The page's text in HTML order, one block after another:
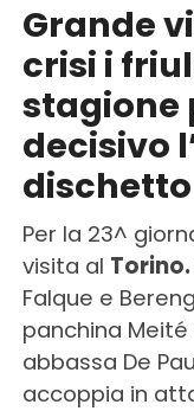
Grande
crisi i
stagione
decisivo
dischetto
Per la 23^
visita al
Falque e
panchina Meité
abbassa De
accoppia in